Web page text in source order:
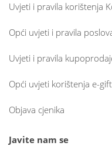
Uvjeti i pravila korištenja
Opći uvjeti i pravila
Uvjeti i pravila
Opći uvjeti korištenja e-
Objava cjenika
Javite nam se